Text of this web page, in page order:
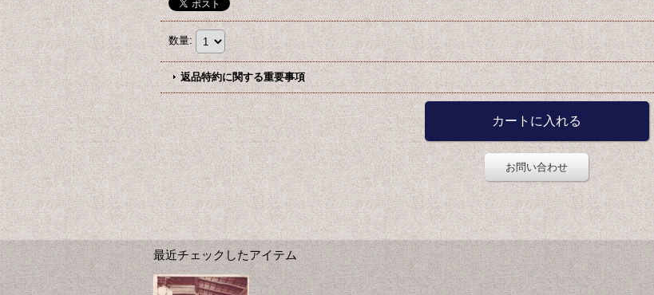
数量:
返品特約に関する重要事項
お問い合わせ
最近チェックしたアイテム